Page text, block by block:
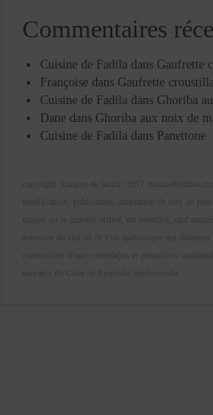
Commentaires
Cuisine de Fadila dans Gaufrette
Françoise dans Gaufrette
Cuisine de Fadila dans Ghoriba
Dane dans Ghoriba aux noix de
Cuisine de Fadila dans Panettone